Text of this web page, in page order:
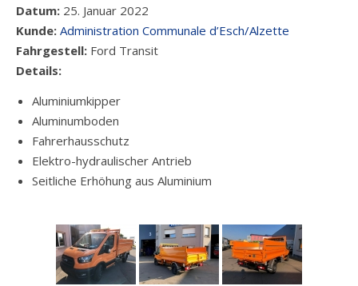
Datum: 25. Januar 2022
Kunde: Administration Communale d’Esch/Alzette
Fahrgestell: Ford Transit
Details:
Aluminiumkipper
Aluminumboden
Fahrerhausschutz
Elektro-hydraulischer Antrieb
Seitliche Erhöhung aus Aluminium